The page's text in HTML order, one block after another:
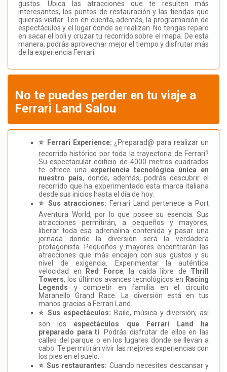
gustos. Ubica las atracciones que te resulten más
interesantes, los puntos de restauración y las tiendas que
quieras visitar. Ten en cuenta, además, la programación de
espectáculos y el lugar donde se realizan. No tengas reparo
en sacar el boli y cruzar tu recorrido sobre el mapa. De esta
manera, podrás aprovechar mejor el tiempo y disfrutar más
de la experiencia Ferrari.
No te puedes perder en tu viaje a
Ferrari Land Salou
⭐ Ferrari Experience: ¿Preparad@ para realizar un
recorrido histórico por toda la trayectoria de Ferrari?
Su espectacular edificio de 4000 metros cuadrados
te ofrece una experiencia tecnológica única en
nuestro país, donde, además, podrás descubrir el
recorrido que ha experimentado esta marca italiana
desde sus inicios hasta el día de hoy.
⭐ Sus atracciones: Ferrari Land pertenece a Port
Aventura World, por lo que posee su esencia. Sus
atracciones permitirán, a pequeños y mayores,
liberar toda esa adrenalina contenida y pasar una
jornada donde la diversión será la verdadera
protagonista. Pequeños y mayores encontrarán las
atracciones que más encajen con sus gustos y su
nivel de exigencia. Experimentar la auténtica
velocidad en
Red Force, la caída libre de Thrill
Towers, los últimos avances tecnológicos en Racing
Legends y competir en familia en el circuito
Maranello Grand Race. La diversión está en tus
manos gracias a Ferrari Land.
⭐ Sus espectáculos: Baile, música y diversión; así
son los espectáculos que Ferrari Land ha
preparado para ti. Podrás disfrutar de ellos en las
calles del parque o en los lugares donde se llevan a
cabo. Te permitirán vivir las mejores experiencias con
los pies en el suelo.
⭐ Sus restaurantes: Cuando necesites descansar y